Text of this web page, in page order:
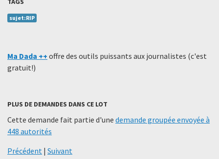
sujet:RIP
Ma Dada ++ offre des outils puissants aux journalistes (c'est
gratuit!)
PLUS DE DEMANDES DANS CE LOT
Cette demande fait partie d'une demande groupée envoyée à
448 autorités
Précédent | Suivant